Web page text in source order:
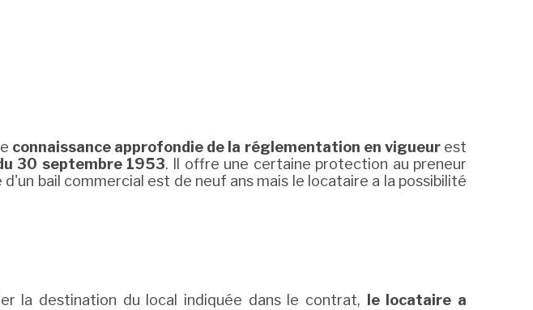
connaissance approfondie de la réglementation en vigueurest
30 septembre 1953. Il offre une certaine protection au preneur
bail commercial est de neuf ans mais le locataire a la possibilité
la destination du local indiquée dans le contrat,
le locataire a